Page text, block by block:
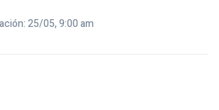
25/05, 9:00 am